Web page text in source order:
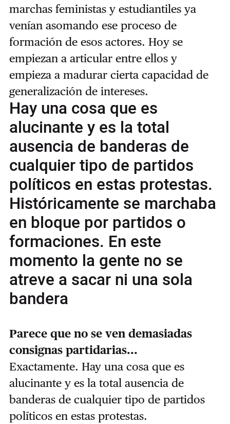
marchas feministas y estudiantiles ya
venían asomando ese proceso de
formación de esos actores. Hoy se
empiezan a articular entre ellos y
empieza a madurar cierta capacidad de
generalización de intereses.
Hay una cosa que es
alucinante y es la total
ausencia de banderas de
cualquier tipo de partidos
políticos en estas protestas.
Históricamente se marchaba
en bloque por partidos o
formaciones. En este
momento la gente no se
atreve a sacar ni una sola
bandera
Parece que no se ven demasiadas
consignas partidarias...
Exactamente. Hay una cosa que es
alucinante y es la total ausencia de
banderas de cualquier tipo de partidos
políticos en estas protestas.